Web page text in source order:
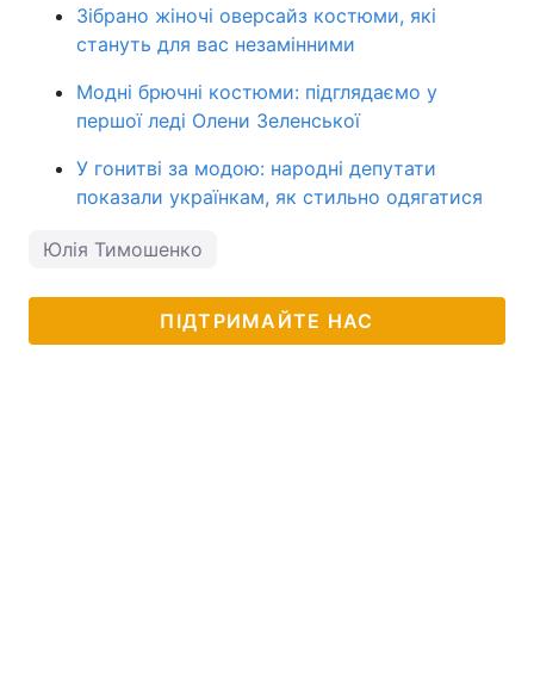
Зібрано жіночі оверсайз костюми, які
стануть для вас незамінними
Модні брючні костюми: підглядаємо у
першої леді Олени Зеленської
У гонитві за модою: народні депутати
показали українкам, як стильно одягатися
Юлія Тимошенко
ПІДТРИМАЙТЕ НАС